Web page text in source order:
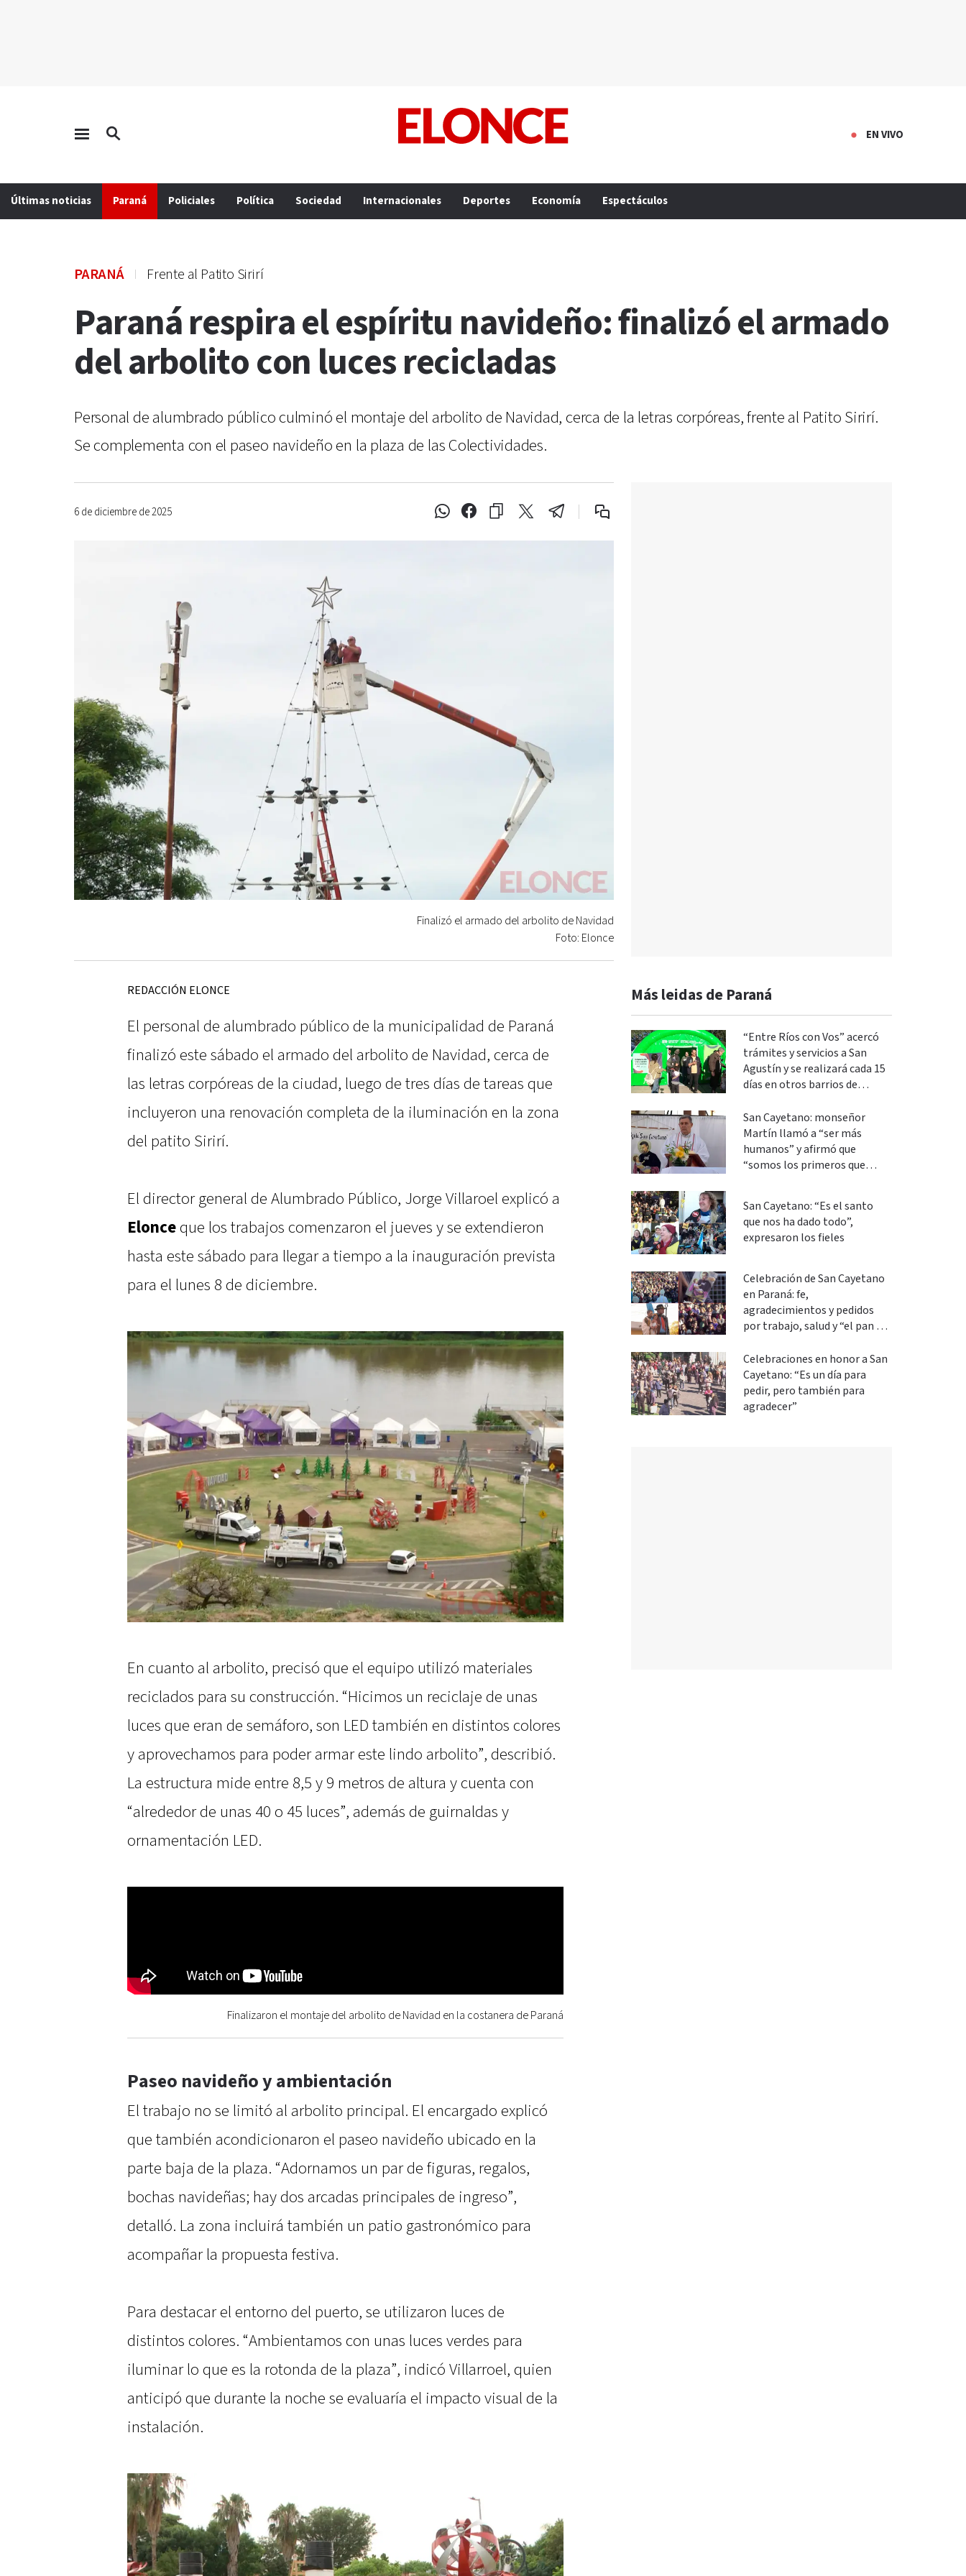
EN VIVO
Últimas noticias Paraná Policiales Política Sociedad Internacionales Deportes Economía Espectáculos
PARANÁ Frente al Patito Sirirí
Paraná respira el espíritu navideño: finalizó el armado
del arbolito con luces recicladas
Personal de alumbrado público culminó el montaje del arbolito de Navidad, cerca de la letras corpóreas, frente al Patito Sirirí.
Se complementa con el paseo navideño en la plaza de las Colectividades.
6 de diciembre de 2025
Finalizó el armado del arbolito de Navidad
Foto: Elonce
REDACCIÓN ELONCE
El personal de alumbrado público de la municipalidad de Paraná
finalizó este sábado el armado del arbolito de Navidad, cerca de
las letras corpóreas de la ciudad, luego de tres días de tareas que
incluyeron una renovación completa de la iluminación en la zona
del patito Sirirí.
El director general de Alumbrado Público, Jorge Villaroel explicó a
Elonceque los trabajos comenzaron el jueves y se extendieron
hasta este sábado para llegar a tiempo a la inauguración prevista
para el lunes 8 de diciembre.
En cuanto al arbolito, precisó que el equipo utilizó materiales
reciclados para su construcción. “Hicimos un reciclaje de unas
luces que eran de semáforo, son LED también en distintos colores
y aprovechamos para poder armar este lindo arbolito”, describió.
La estructura mide entre 8,5 y 9 metros de altura y cuenta con
“alrededor de unas 40 o 45 luces”, además de guirnaldas y
ornamentación LED.
Finalizaron el montaje del arbolito de Navidad en la costanera de Paraná
Paseo navideño y ambientación
El trabajo no se limitó al arbolito principal. El encargado explicó
que también acondicionaron el paseo navideño ubicado en la
parte baja de la plaza. “Adornamos un par de figuras, regalos,
bochas navideñas; hay dos arcadas principales de ingreso”,
detalló. La zona incluirá también un patio gastronómico para
acompañar la propuesta festiva.
Para destacar el entorno del puerto, se utilizaron luces de
distintos colores. “Ambientamos con unas luces verdes para
iluminar lo que es la rotonda de la plaza”, indicó Villarroel, quien
anticipó que durante la noche se evaluaría el impacto visual de la
instalación.
Más leidas de Paraná
“Entre Ríos con Vos” acercó
trámites y servicios a San
Agustín y se realizará cada 15
días en otros barrios de
San Cayetano: monseñor
Martín llamó a “ser más
humanos” y afirmó que
“somos los primeros que
San Cayetano: “Es el santo
que nos ha dado todo”,
expresaron los fieles
Celebración de San Cayetano
en Paraná: fe,
agradecimientos y pedidos
por trabajo, salud y “el pan de
Celebraciones en honor a San
Cayetano: “Es un día para
pedir, pero también para
agradecer”